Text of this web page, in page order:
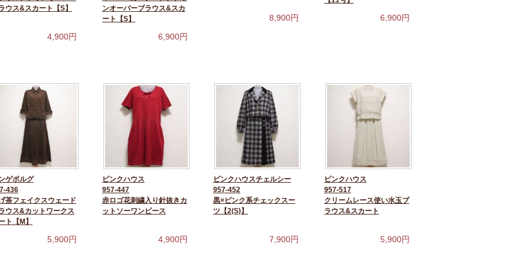
ウス&スカート【S】
4,900円
ンオーバーブラウス&スカ
ート【S】
6,900円
8,900円 6,900円
ゲボルグ
436
茶フェイクスウェード
ウス&カットワークス
ト【M】
5,900円
ピンクハウス
957-447
赤ロゴ花刺繍入り針抜きカ
ットソーワンピース
4,900円
ピンクハウスチェルシー
957-452
黒×ピンク系チェックスー
ツ【2(S)】
7,900円
ピンクハウス
957-517
クリームレース使い水玉ブ
ラウス&スカート
5,900円